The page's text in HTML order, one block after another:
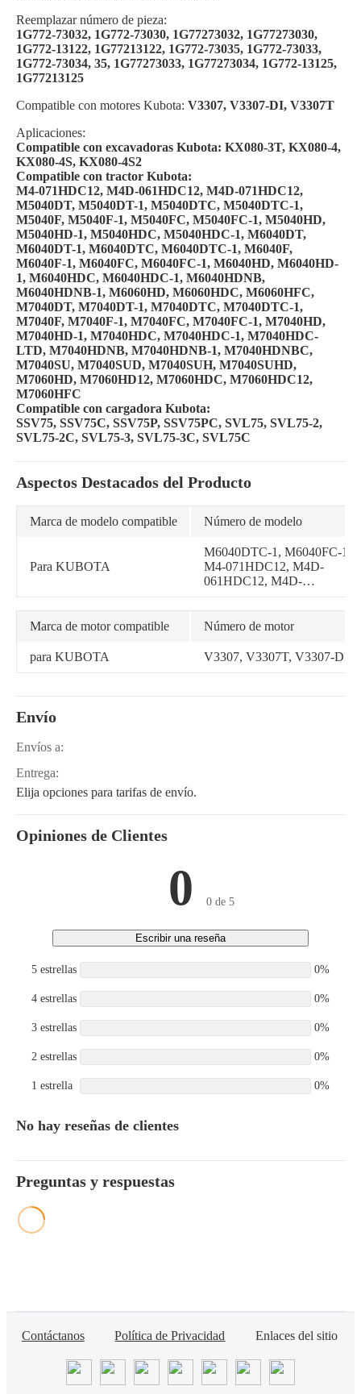
Reemplazar número de pieza:
1G772-73032, 1G772-73030, 1G77273032, 1G77273030,
1G772-13122, 1G77213122, 1G772-73035, 1G772-73033,
1G772-73034, 35, 1G77273033, 1G77273034, 1G772-13125,
1G77213125
Compatible con motores Kubota: V3307, V3307-DI, V3307T
Aplicaciones:
Compatible con excavadoras Kubota: KX080-3T, KX080-4,
KX080-4S, KX080-4S2
Compatible con tractor Kubota:
M4-071HDC12, M4D-061HDC12, M4D-071HDC12,
M5040DT, M5040DT-1, M5040DTC, M5040DTC-1,
M5040F, M5040F-1, M5040FC, M5040FC-1, M5040HD,
M5040HD-1, M5040HDC, M5040HDC-1, M6040DT,
M6040DT-1, M6040DTC, M6040DTC-1, M6040F,
M6040F-1, M6040FC, M6040FC-1, M6040HD, M6040HD-
1, M6040HDC, M6040HDC-1, M6040HDNB,
M6040HDNB-1, M6060HD, M6060HDC, M6060HFC,
M7040DT, M7040DT-1, M7040DTC, M7040DTC-1,
M7040F, M7040F-1, M7040FC, M7040FC-1, M7040HD,
M7040HD-1, M7040HDC, M7040HDC-1, M7040HDC-
LTD, M7040HDNB, M7040HDNB-1, M7040HDNBC,
M7040SU, M7040SUD, M7040SUH, M7040SUHD,
M7060HD, M7060HD12, M7060HDC, M7060HDC12,
M7060HFC
Compatible con cargadora Kubota:
SSV75, SSV75C, SSV75P, SSV75PC, SVL75, SVL75-2,
SVL75-2C, SVL75-3, SVL75-3C, SVL75C
Aspectos Destacados del Producto
Marca de modelo compatible Número de modelo
Para KUBOTA
M6040DTC-1, M6040FC-1,
M4-071HDC12, M4D-
061HDC12, M4D-
071HDC12, M5040DT-1,
M5040DTC-1, M5040F-1,
M5040FC-1, M5040HD-1,
1, M6040F-1, M5040DTC,
M6040F, M6040FC,
Marca de motor compatible Número de motor
para KUBOTA V3307, V3307T, V3307-DI
Envío
Envíos a:
Entrega:
Elija opciones para tarifas de envío.
Opiniones de Clientes
0 0 de 5
Escribir una reseña
5 estrellas 0%
4 estrellas 0%
3 estrellas 0%
2 estrellas 0%
1 estrella 0%
No hay reseñas de clientes
Preguntas y respuestas
Contáctanos Política de Privacidad Enlaces del sitio